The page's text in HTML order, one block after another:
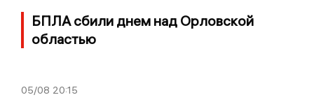
БПЛА сбили днем над Орловской
областью
05/08 20:15